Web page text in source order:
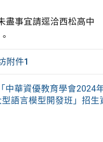
盡事宜請逕洽西松高中
附件1
華資優教育學會2024
語言模型開發班」招生